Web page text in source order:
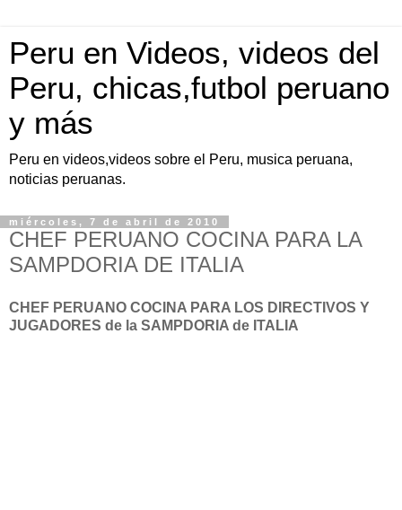
Peru en Videos, videos del
Peru, chicas,futbol peruano
y más
Peru en videos,videos sobre el Peru, musica peruana,
noticias peruanas.
miércoles, 7 de abril de 2010
CHEF PERUANO COCINA PARA LA
SAMPDORIA DE ITALIA
CHEF PERUANO COCINA PARA LOS DIRECTIVOS Y
JUGADORES de la SAMPDORIA de ITALIA